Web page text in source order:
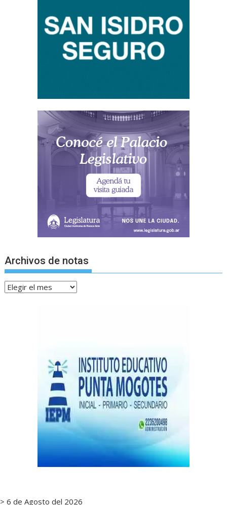
Archivos de notas
Archivos
> 6 de Agosto del 2026